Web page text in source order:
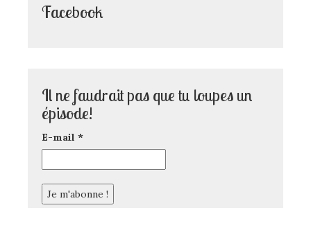
Facebook
Il ne faudrait pas que tu loupes un
épisode!
E-mail *